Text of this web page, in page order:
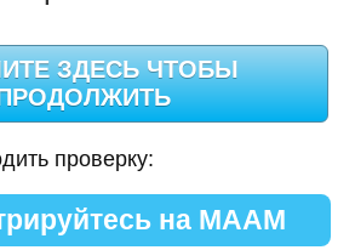
проверку:
на МААМ